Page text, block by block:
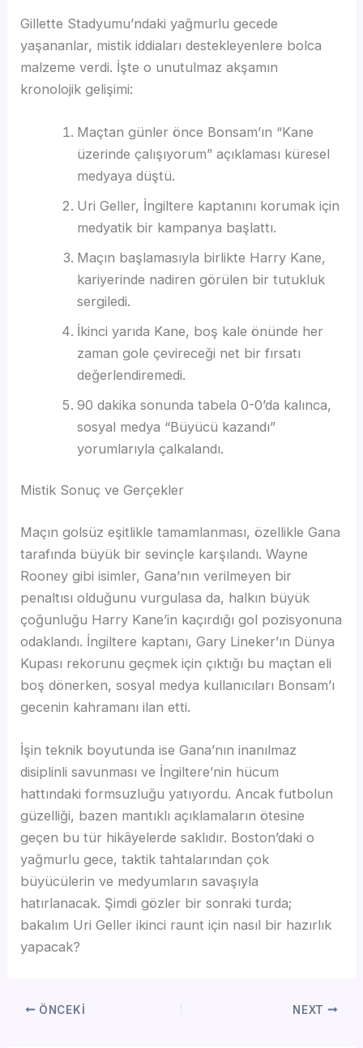
Gillette Stadyumu’ndaki yağmurlu gecede
yaşananlar, mistik iddiaları destekleyenlere bolca
malzeme verdi. İşte o unutulmaz akşamın
kronolojik gelişimi:
Maçtan günler önce Bonsam’ın “Kane
üzerinde çalışıyorum” açıklaması küresel
medyaya düştü.
Uri Geller, İngiltere kaptanını korumak için
medyatik bir kampanya başlattı.
Maçın başlamasıyla birlikte Harry Kane,
kariyerinde nadiren görülen bir tutukluk
sergiledi.
İkinci yarıda Kane, boş kale önünde her
zaman gole çevireceği net bir fırsatı
değerlendiremedi.
90 dakika sonunda tabela 0-0’da kalınca,
sosyal medya “Büyücü kazandı”
yorumlarıyla çalkalandı.
Mistik Sonuç ve Gerçekler
Maçın golsüz eşitlikle tamamlanması, özellikle Gana
tarafında büyük bir sevinçle karşılandı. Wayne
Rooney gibi isimler, Gana’nın verilmeyen bir
penaltısı olduğunu vurgulasa da, halkın büyük
çoğunluğu Harry Kane’in kaçırdığı gol pozisyonuna
odaklandı. İngiltere kaptanı, Gary Lineker’ın Dünya
Kupası rekorunu geçmek için çıktığı bu maçtan eli
boş dönerken, sosyal medya kullanıcıları Bonsam’ı
gecenin kahramanı ilan etti.
İşin teknik boyutunda ise Gana’nın inanılmaz
disiplinli savunması ve İngiltere’nin hücum
hattındaki formsuzluğu yatıyordu. Ancak futbolun
güzelliği, bazen mantıklı açıklamaların ötesine
geçen bu tür hikâyelerde saklıdır. Boston’daki o
yağmurlu gece, taktik tahtalarından çok
büyücülerin ve medyumların savaşıyla
hatırlanacak. Şimdi gözler bir sonraki turda;
bakalım Uri Geller ikinci raunt için nasıl bir hazırlık
yapacak?
ÖNCEKI NEXT